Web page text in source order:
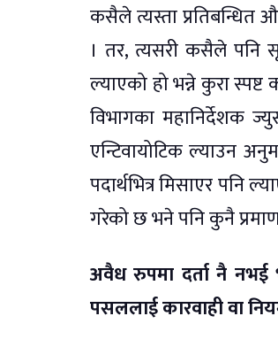
कसैले त्यस्ता प्रतिबन्धित
। तर, त्यसरी कसैले पनि
ल्याएको हो भन्ने कुरा
विभागका महानिर्देशक
एन्टिवायोटिक ल्याउन
पदार्थभित्र मिसाएर पनि
गरेको छ भने पनि कुनै
अवैध रुपमा दर्ता नै
पसललाई कारवाही वा